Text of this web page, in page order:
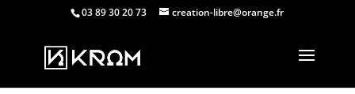
03 89 30 20 73 creation-libre@orange.fr